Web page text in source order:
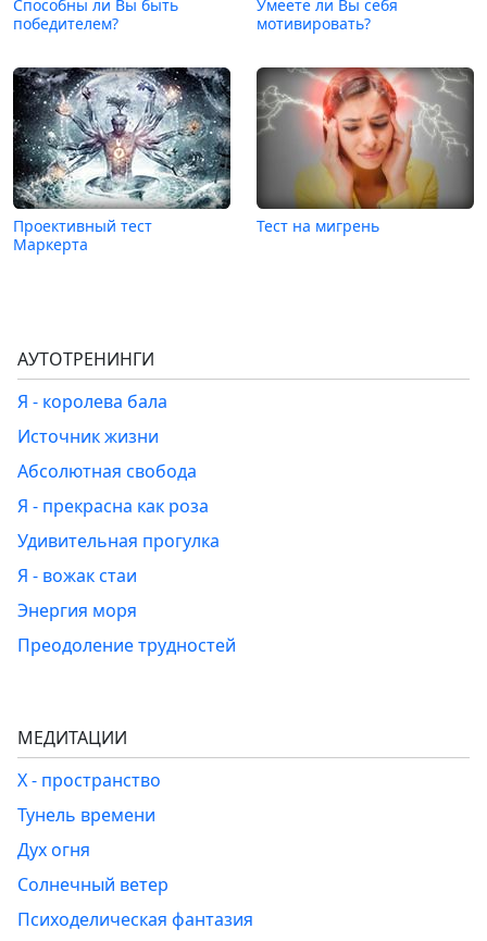
Способны ли Вы быть
победителем?
Умеете ли Вы себя
мотивировать?
Проективный тест
Маркерта
Тест на мигрень
АУТОТРЕНИНГИ
Я - королева бала
Источник жизни
Абсолютная свобода
Я - прекрасна как роза
Удивительная прогулка
Я - вожак стаи
Энергия моря
Преодоление трудностей
МЕДИТАЦИИ
Х - пространство
Тунель времени
Дух огня
Солнечный ветер
Психоделическая фантазия